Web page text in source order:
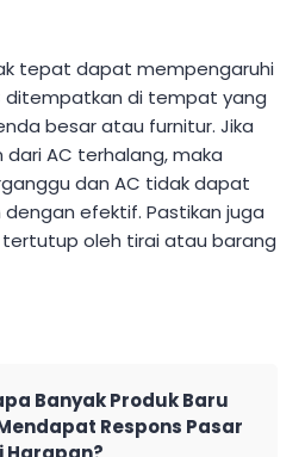
tepat dapat mempengaruhi
ditempatkan di tempat yang
besar atau furnitur. Jika
AC terhalang, maka
dan AC tidak dapat
efektif. Pastikan juga
oleh tirai atau barang
Banyak Produk Baru
Respons Pasar